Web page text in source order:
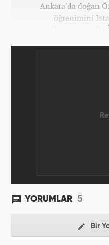
Ankara'da doğan
öğrenimini
Üniversitesi
birlikte galeri ve
YORUMLAR 5
Bir